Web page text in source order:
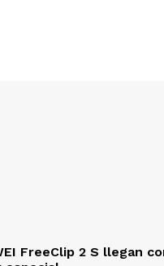
FreeClip 2 S llegan